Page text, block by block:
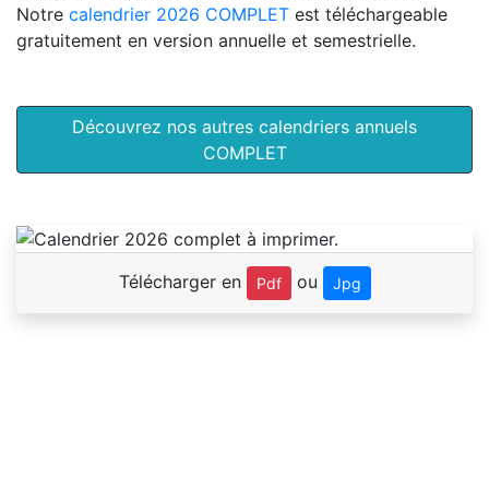
Notre calendrier 2026 COMPLET est téléchargeable
gratuitement en version annuelle et semestrielle.
Découvrez nos autres calendriers annuels
COMPLET
Télécharger en Pdf ou Jpg